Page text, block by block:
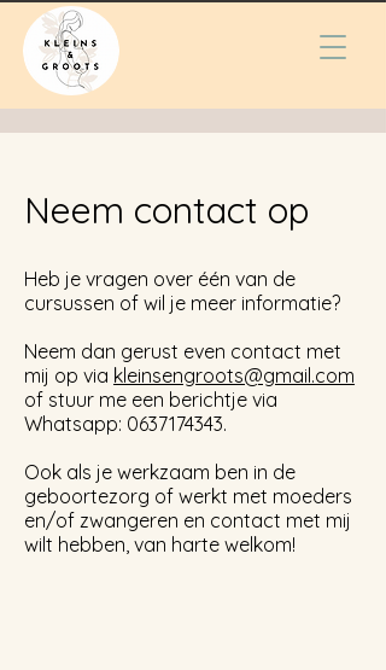
Neem contact op
Heb je vragen over één van de
cursussen of wil je meer informatie?
Neem dan gerust even contact met
mij op via kleinsengroots@gmail.com
of stuur me een berichtje via
Whatsapp: 0637174343.
Ook als je werkzaam ben in de
geboortezorg of werkt met moeders
en/of zwangeren en contact met mij
wilt hebben, van harte welkom!